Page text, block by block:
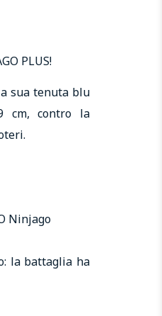
PLUS!
sua tenuta blu
cm, contro la
Ninjago
la battaglia ha